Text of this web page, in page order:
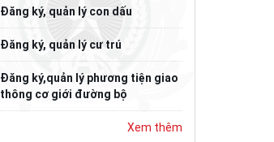
Đăng ký, quản lý con dấu
Đăng ký, quản lý cư trú
Đăng ký,quản lý phương tiện giao
thông cơ giới đường bộ
Xem thêm